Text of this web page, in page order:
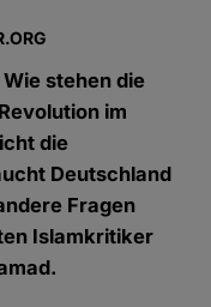
stehen die
im
die
Deutschland
Fragen
Islamkritiker